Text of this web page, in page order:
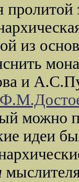
из
и
можно
идеи